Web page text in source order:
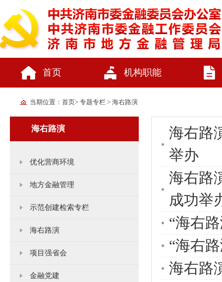
首页 机构职能
当期位置： 首页> 专题专栏 > 海右路演
海右路演
优化营商环境
地方金融管理
示范创建检索专栏
海右路演
项目强省会
金融党建
海右路
举办
海右路
成功举
“海右
“海右
海右路